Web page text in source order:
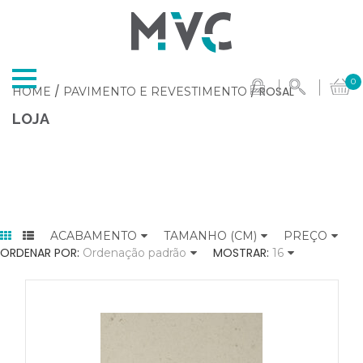
0
HOME / PAVIMENTO E REVESTIMENTO / ROSAL
LOJA
ACABAMENTO TAMANHO (CM) PREÇO
ORDENAR POR: Ordenação padrão MOSTRAR: 16